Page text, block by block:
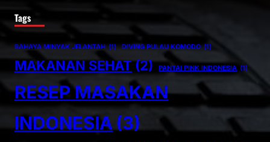
Tags
BAHAYA MINYAK JELANTAH (1) DIVING PULAU KOMODO (1)
MAKANAN SEHAT(2) PANTAI PINK INDONESIA (1)
RESEP MASAKAN
INDONESIA (3)